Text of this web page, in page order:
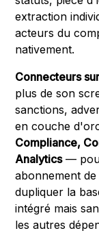
extraction
acteurs du
nativement.
Connecteurs
plus de son
sanctions,
en couche
Compliance,
Analytics—
abonnement
dupliquer la
intégré mais
les autres